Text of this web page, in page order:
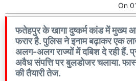
On
फतेहपुर के खागा दुष्कर्म कांड में मुख्य
फरार है. पुलिस ने इनाम बढ़ाकर एक
अलग-अलग राज्यों में दबिश दे रही हैं.
अवैध संपत्ति पर बुलडोजर चलाया.
की तैयारी तेज.